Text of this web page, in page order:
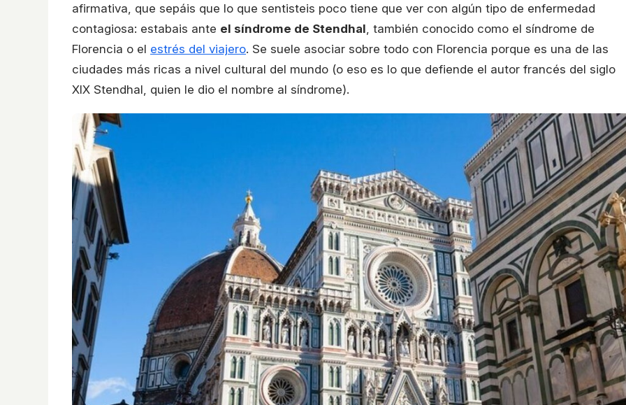
afirmativa, que sepáis que lo que sentisteis poco tiene que ver con algún tipo de enfermedad
contagiosa: estabais ante el síndrome de Stendhal , también conocido como el síndrome de
Florencia o el estrés del viajero. Se suele asociar sobre todo con Florencia porque es una de las
ciudades más ricas a nivel cultural del mundo (o eso es lo que defiende el autor francés del siglo
XIX Stendhal, quien le dio el nombre al síndrome).